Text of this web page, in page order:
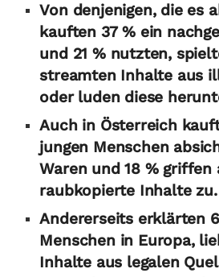
Von denjenigen, die es
kauften 37 % ein
und 21 % nutzten,
streamten Inhalte aus
oder luden diese
Auch in Österreich
jungen Menschen
Waren und 18 %
raubkopierte Inhalte zu.
Andererseits erklärten
Menschen in Europa,
Inhalte aus legalen